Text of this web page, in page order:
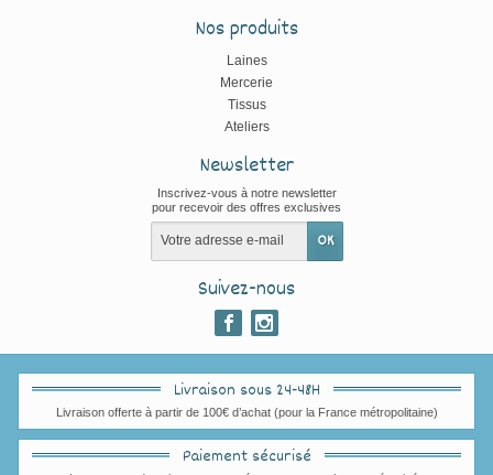
Nos produits
Laines
Mercerie
Tissus
Ateliers
Newsletter
Inscrivez-vous à notre newsletter
pour recevoir des offres exclusives
Suivez-nous
Livraison sous 24-48H
Livraison offerte à partir de 100€ d’achat (pour la France métropolitaine)
Paiement sécurisé